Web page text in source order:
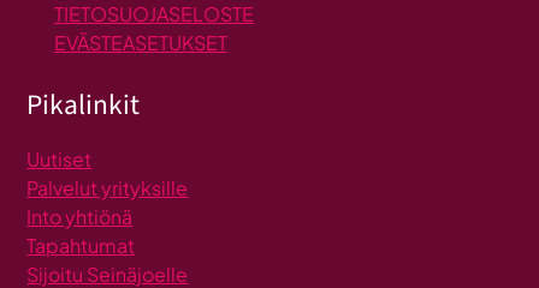
TIETOSUOJASELOSTE
EVÄSTEASETUKSET
Pikalinkit
Uutiset
Palvelut yrityksille
Into yhtiönä
Tapahtumat
Sijoitu Seinäjoelle